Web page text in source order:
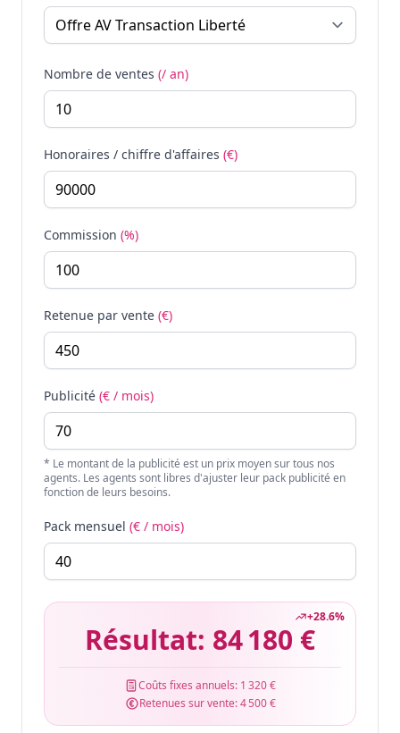
Nombre de ventes (/ an)
Honoraires / chiffre d'affaires (€)
Commission (%)
Retenue par vente (€)
Publicité (€ / mois)
* Le montant de la publicité est un prix moyen sur tous nos
agents. Les agents sont libres d'ajuster leur pack publicité en
fonction de leurs besoins.
Pack mensuel (€ / mois)
+28.6%
Résultat: 84 180 €
Coûts fixes annuels: 1 320 €
Retenues sur vente:4 500 €